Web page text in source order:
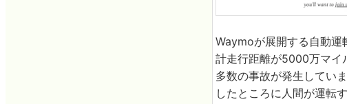
Waymoが展開する自動
計走行距離が5000万マイ
多数の事故が発生してい
したところに人間が運転